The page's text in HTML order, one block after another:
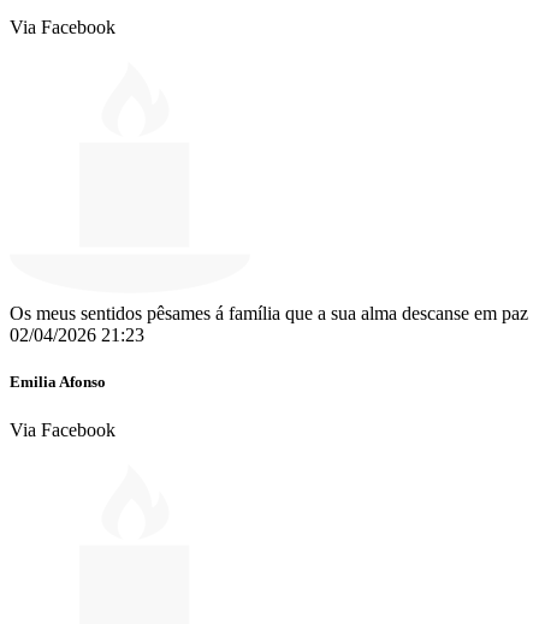
Via Facebook
Os meus sentidos pêsames á família que a sua alma descanse em paz
02/04/2026 21:23
Emilia Afonso
Via Facebook